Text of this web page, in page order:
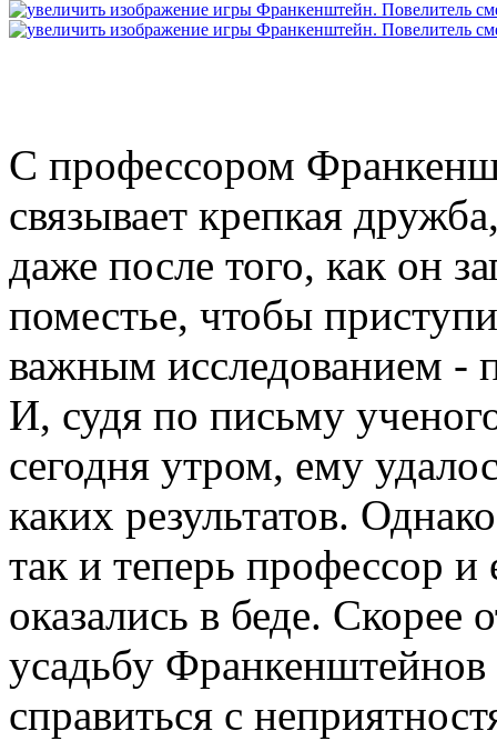
С профессором
связывает крепкая
даже после того, как он
поместье, чтобы
важным исследованием -
И, судя по письму
сегодня утром, ему
каких результатов.
так и теперь профессор и
оказались в беде. Скорее
усадьбу
справиться с